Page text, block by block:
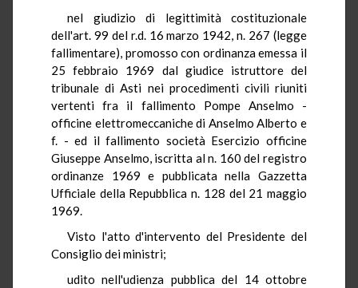
nel giudizio di legittimità costituzionale
dell'art. 99 del r.d. 16 marzo 1942, n. 267 (legge
fallimentare), promosso con ordinanza emessa il
25 febbraio 1969 dal giudice istruttore del
tribunale di Asti nei procedimenti civili riuniti
vertenti fra il fallimento Pompe Anselmo -
officine elettromeccaniche di Anselmo Alberto e
f. - ed il fallimento società Esercizio officine
Giuseppe Anselmo, iscritta al n. 160 del registro
ordinanze 1969 e pubblicata nella Gazzetta
Ufficiale della Repubblica n. 128 del 21 maggio
1969.
Visto l'atto d'intervento del Presidente del
Consiglio dei ministri;
udito nell'udienza pubblica del 14 ottobre